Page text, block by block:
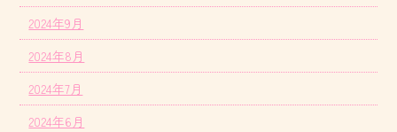
2024年9月
2024年8月
2024年7月
2024年6月